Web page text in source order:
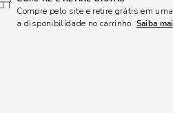
Compre pelo site e retire grátis em
a disponibilidade no carrinho. Saiba